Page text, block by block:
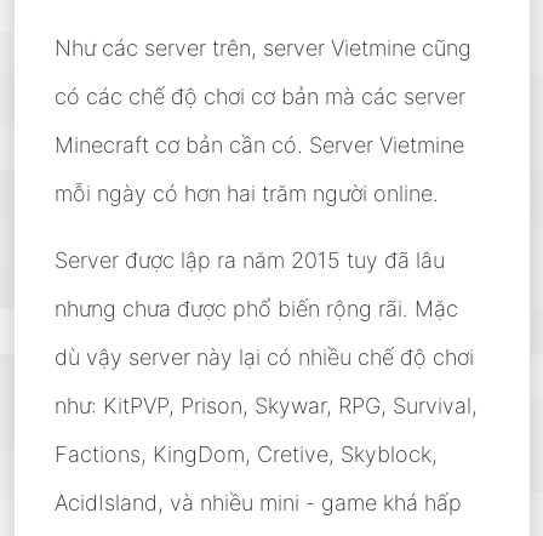
Như các server trên, server Vietmine cũng
có các chế độ chơi cơ bản mà các server
Minecraft cơ bản cần có. Server Vietmine
mỗi ngày có hơn hai trăm người online.
Server được lập ra năm 2015 tuy đã lâu
nhưng chưa được phổ biến rộng rãi. Mặc
dù vậy server này lại có nhiều chế độ chơi
như: KitPVP, Prison, Skywar, RPG, Survival,
Factions, KingDom, Cretive, Skyblock,
AcidIsland, và nhiều mini - game khá hấp